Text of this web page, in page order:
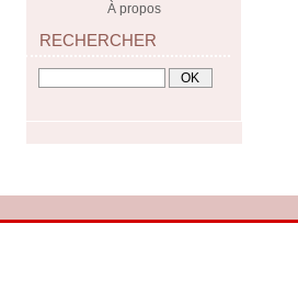
À propos
RECHERCHER